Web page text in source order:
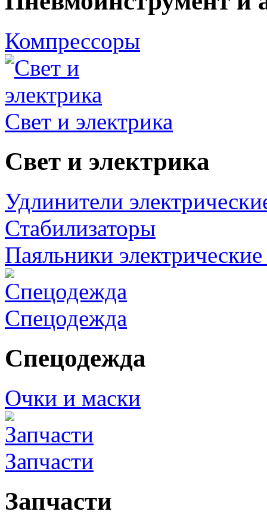
Компрессоры
Свет и электрика
Свет и электрика
Удлинители
Стабилизаторы
Паяльники
Спецодежда
Спецодежда
Очки и маски
Запчасти
Запчасти